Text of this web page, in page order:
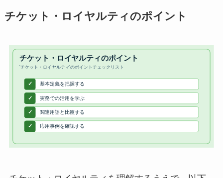
チケット・ロイヤルティのポイント